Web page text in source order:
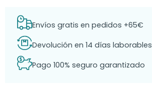
Envíos gratis en pedidos +65€
Devolución en 14 días laborables
Pago 100% seguro garantizado